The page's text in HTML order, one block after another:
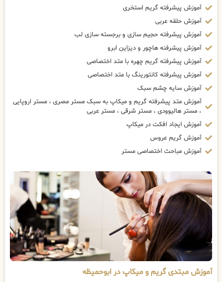
آموزش پیشرفته گریم استخری
آموزش حلقه عربی
آموزش پیشرفته حجیم سازی و برجسته سازی لب
آموزش پیشرفنه هاچور و دیزاین ابرو
آموزش پیشرفته گریم چهره با متد اختصاصی
آموزش پیشرفته کانتورینگ با متد اختصاصی
آموزش سایه چشم سبک
آموزش متد پیشرفته گریم و میکاپ به سبک مستر مصری ، مستر اروپایی
، مستر هالیوودی ، مستر شرقی ، مستر عربی
آموزش ایجاد افکت در میکاپ
آموزش گریم عروس
آموزش مباحث اختصاصی مستر
آموزش مبتدی گریم و میکاپ در ابوحمیظه